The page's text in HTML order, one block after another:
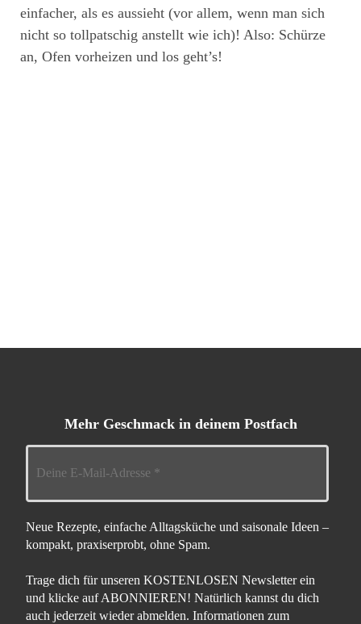
einfacher, als es aussieht (vor allem, wenn man sich
nicht so tollpatschig anstellt wie ich)! Also: Schürze
an, Ofen vorheizen und los geht’s!
Mehr Geschmack in deinem Postfach
Neue Rezepte, einfache Alltagsküche und saisonale Ideen –
kompakt, praxiserprobt, ohne Spam.
Trage dich für unseren KOSTENLOSEN Newsletter ein
und klicke auf ABONNIEREN! Natürlich kannst du dich
auch jederzeit wieder abmelden. Informationen zum